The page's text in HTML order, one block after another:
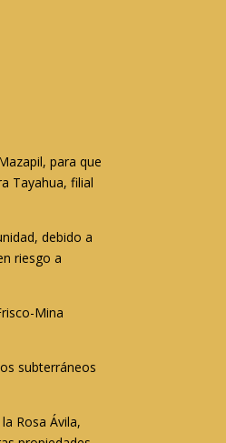
para que
Tayahua, filial
debido a
riesgo a
Mina
subterráneos
Rosa Ávila,